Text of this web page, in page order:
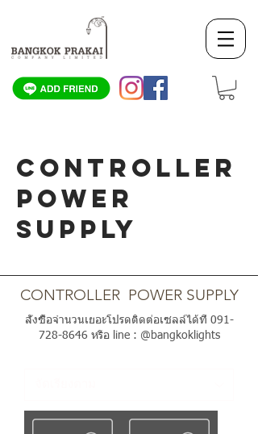
CONTROLLER
POWER
SUPPLY
CONTROLLER POWER SUPPLY
สั่งซื้อจำนวนเยอะโปรดติดต่อเซลล์ได้ที่ 091-
728-8646หรือ line : @bangkoklights